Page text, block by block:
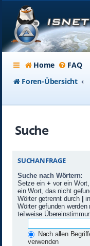
Home FAQ
Foren-Übersicht
Suche
SUCHANFRAGE
Suche nach Wörtern:
Setze ein + vor ein
ein Wort, das nicht
Wörter getrennt durch |
Wörter gefunden
teilweise
Nach allen
verwenden